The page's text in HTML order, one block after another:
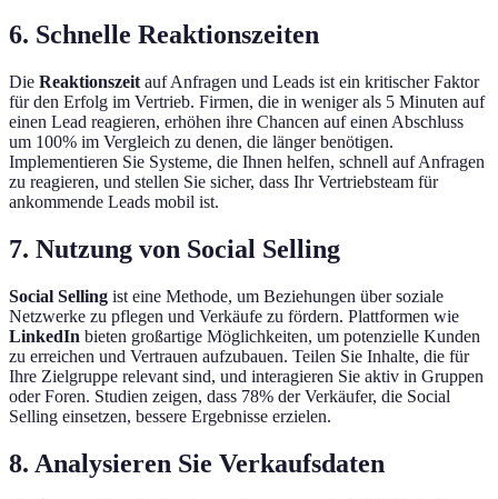
6. Schnelle Reaktionszeiten
Die Reaktionszeit auf Anfragen und Leads ist ein kritischer Faktor
für den Erfolg im Vertrieb. Firmen, die in weniger als 5 Minuten auf
einen Lead reagieren, erhöhen ihre Chancen auf einen Abschluss
um 100% im Vergleich zu denen, die länger benötigen.
Implementieren Sie Systeme, die Ihnen helfen, schnell auf Anfragen
zu reagieren, und stellen Sie sicher, dass Ihr Vertriebsteam für
ankommende Leads mobil ist.
7. Nutzung von Social Selling
Social Selling ist eine Methode, um Beziehungen über soziale
Netzwerke zu pflegen und Verkäufe zu fördern. Plattformen wie
LinkedIn bieten großartige Möglichkeiten, um potenzielle Kunden
zu erreichen und Vertrauen aufzubauen. Teilen Sie Inhalte, die für
Ihre Zielgruppe relevant sind, und interagieren Sie aktiv in Gruppen
oder Foren. Studien zeigen, dass 78% der Verkäufer, die Social
Selling einsetzen, bessere Ergebnisse erzielen.
8. Analysieren Sie Verkaufsdaten